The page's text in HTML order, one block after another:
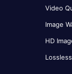
Video
Image
HD